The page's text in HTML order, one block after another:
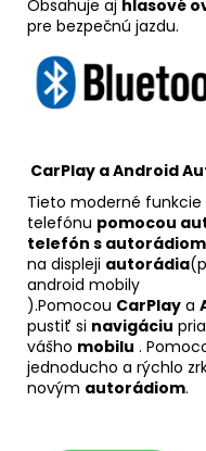
Obsahuje aj hlasové
pre bezpečnú jazdu.
CarPlay a Android
Tieto moderné
telefónu pomocou
telefón s autorádiom
na displeji autorádia
android mobily
).Pomocou CarPlay a
pustiť si navigáciu
vášho mobilu .
jednoducho a rýchlo
novým autorádiom.